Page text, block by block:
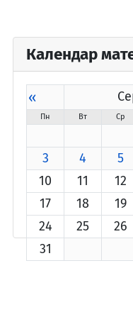
Календар
«
Пн Вт Ср
3
4 5
10
11 12
17
18 19
24
25 26
31